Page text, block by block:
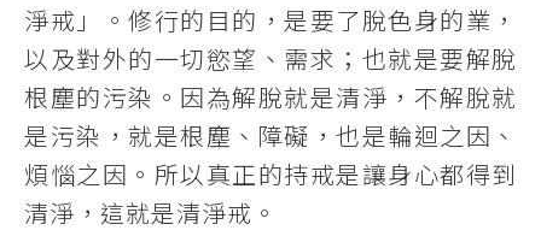
淨戒」。修行的目的，是要了脫色身的業，
以及對外的一切慾望、需求；也就是要解脫
根塵的污染。因為解脫就是清淨，不解脫就
是污染，就是根塵、障礙，也是輪迴之因、
煩惱之因。所以真正的持戒是讓身心都得到
清淨，這就是清淨戒。